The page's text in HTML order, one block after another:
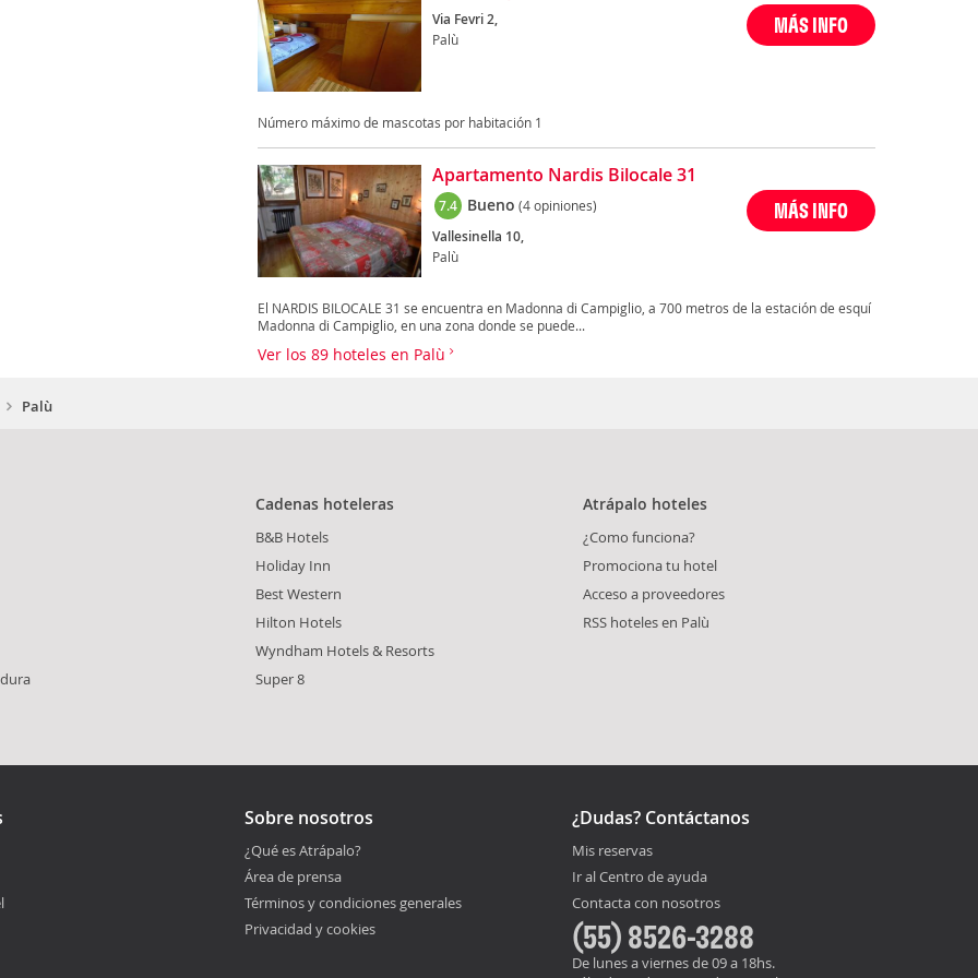
Via Fevri 2,
Palù
MÁS INFO
Número máximo de mascotas por habitación 1
Apartamento Nardis Bilocale 31
7.4 Bueno (4 opiniones)
Vallesinella 10,
Palù
MÁS INFO
El NARDIS BILOCALE 31 se encuentra en Madonna di Campiglio, a 700 metros de la estación de esquí
Madonna di Campiglio, en una zona donde se puede...
Ver los 89 hoteles en Palù
Palù
Cadenas hoteleras
B&B Hotels
Holiday Inn
Best Western
Hilton Hotels
Wyndham Hotels & Resorts
Super 8
Atrápalo hoteles
¿Como funciona?
Promociona tu hotel
Acceso a proveedores
RSS hoteles en Palù
Sobre nosotros
¿Qué es Atrápalo?
Área de prensa
Términos y condiciones generales
Privacidad y cookies
¿Dudas? Contáctanos
Mis reservas
Ir al Centro de ayuda
Contacta con nosotros
(55) 8526-3288
De lunes a viernes de 09 a 18hs.